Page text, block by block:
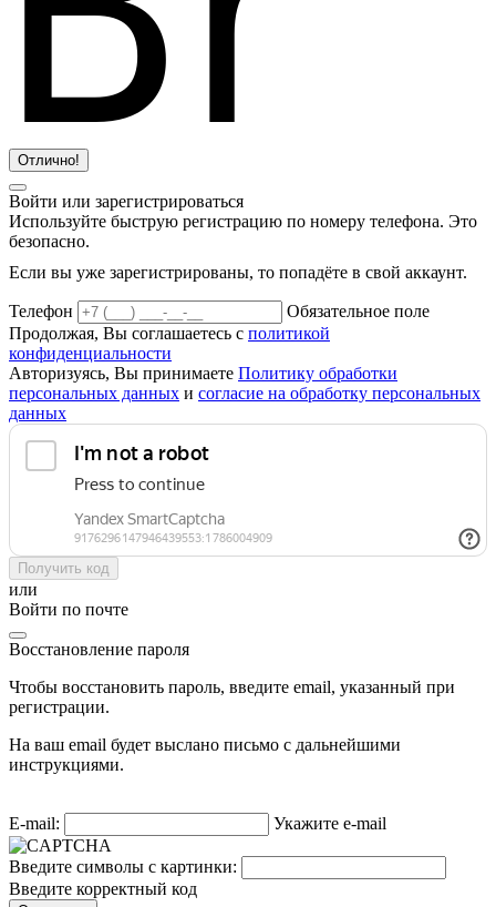
Отлично!
Войти или зарегистрироваться
Используйте быструю регистрацию по номеру телефона. Это
безопасно.
Если вы уже зарегистрированы, то попадёте в свой аккаунт.
Телефон
Обязательное поле
Продолжая, Вы соглашаетесь с политикой
конфиденциальности
Авторизуясь, Вы принимаете Политику обработки
персональных данных и согласие на обработку персональных
данных
Получить код
или
Войти по почте
Восстановление пароля
Чтобы восстановить пароль, введите email, указанный при
регистрации.
На ваш email будет выслано письмо с дальнейшими
инструкциями.
E-mail: Укажите e-mail
Введите символы с картинки:
Введите корректный код